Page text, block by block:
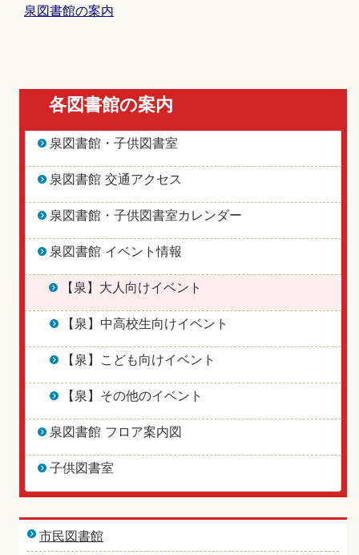
泉図書館の案内
各図書館の案内
泉図書館・子供図書室
泉図書館 交通アクセス
泉図書館・子供図書室カレンダー
泉図書館 イベント情報
【泉】大人向けイベント
【泉】中高校生向けイベント
【泉】こども向けイベント
【泉】その他のイベント
泉図書館 フロア案内図
子供図書室
市民図書館